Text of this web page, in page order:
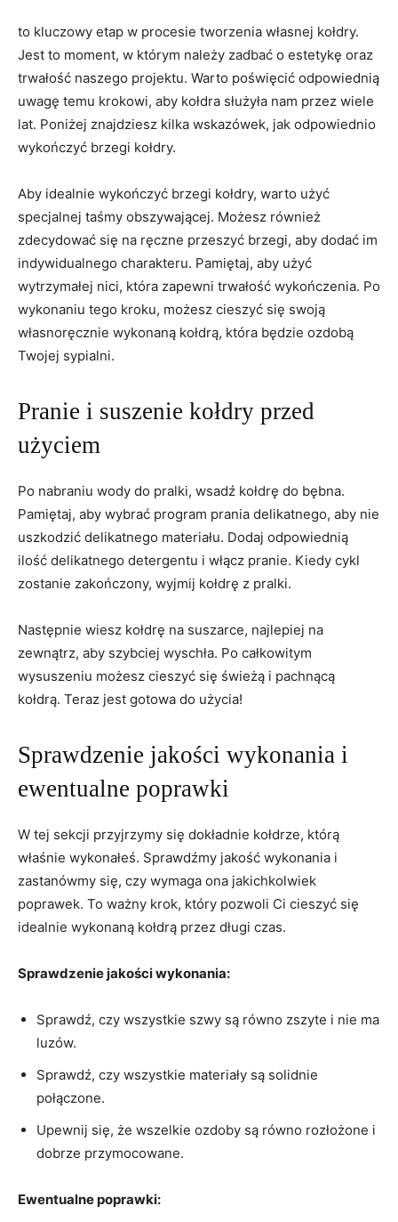
to​ kluczowy etap⁣ w ​procesie tworzenia własnej kołdry.‍
Jest to moment, w którym należy zadbać o estetykę⁣ oraz
trwałość naszego ​projektu. Warto poświęcić odpowiednią
uwagę temu ‍krokowi, aby kołdra ⁤służyła nam przez wiele
lat. Poniżej znajdziesz kilka wskazówek, jak odpowiednio
wykończyć brzegi kołdry.
Aby idealnie‍ wykończyć brzegi kołdry, warto użyć
specjalnej⁢ taśmy obszywającej. Możesz również
zdecydować się na ręczne przeszyć brzegi, aby dodać im
indywidualnego ‍charakteru. Pamiętaj, aby⁣ użyć
wytrzymałej nici, która zapewni trwałość wykończenia. Po
wykonaniu tego kroku, możesz cieszyć się swoją⁢
własnoręcznie wykonaną kołdrą, ​która⁤ będzie ozdobą
Twojej‌ sypialni.
Pranie⁤ i⁤ suszenie⁤ kołdry‌ przed
użyciem
Po nabraniu wody do pralki, wsadź kołdrę do bębna.
Pamiętaj, aby wybrać program ⁢prania delikatnego, aby nie
uszkodzić delikatnego materiału. Dodaj⁣ odpowiednią
ilość delikatnego⁤ detergentu ⁣i⁢ włącz pranie. Kiedy cykl
zostanie‍ zakończony, wyjmij kołdrę z ⁢pralki.
Następnie wiesz ‍kołdrę na suszarce, najlepiej na
zewnątrz,‌ aby szybciej‍ wyschła. ​Po całkowitym
wysuszeniu⁢ możesz cieszyć ‌się świeżą ‍i pachnącą
kołdrą. Teraz jest ‌gotowa do użycia!
Sprawdzenie jakości wykonania i⁢
ewentualne‍ poprawki
W tej sekcji przyjrzymy ‍się⁣ dokładnie kołdrze, ‌którą
właśnie wykonałeś. Sprawdźmy jakość wykonania​ i
zastanówmy się, czy wymaga ‌ona jakichkolwiek‍
poprawek. To ważny ⁤krok, który pozwoli Ci cieszyć się
idealnie wykonaną ​kołdrą przez długi czas.
Sprawdzenie jakości wykonania:
Sprawdź, czy wszystkie ⁢szwy są równo zszyte i nie ma
luzów.
Sprawdź, czy wszystkie materiały ⁢są solidnie‌
połączone.
Upewnij się, że‌ wszelkie ozdoby są równo rozłożone‍ i
dobrze przymocowane.
Ewentualne poprawki: